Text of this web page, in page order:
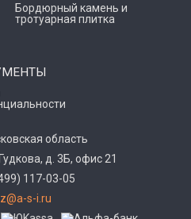
Бордюрный камень и
тротуарная плитка
область
д. 3Б, офис 21
117-03-05
s-i.ru